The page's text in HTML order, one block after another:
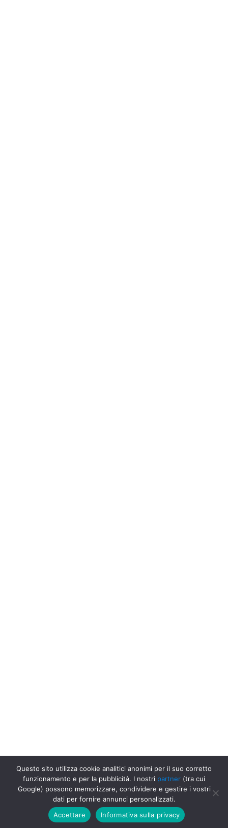
Uffici Postali in Italia Uffici Postali a San Vendemiano
Ufficio
Postale Poste Italiane, Provincia di Treviso, San Vendemiano
Go up
Questo sito utilizza cookie analitici anonimi per il suo corretto
funzionamento e per la pubblicità. I nostri partner (tra cui
Google) possono memorizzare, condividere e gestire i vostri
dati per fornire annunci personalizzati.
Accettare
Informativa sulla privacy